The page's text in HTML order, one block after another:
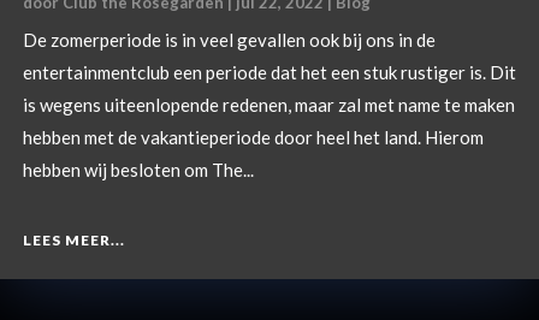
De zomerperiode is in veel gevallen ook bij ons in de
entertainmentclub een periode dat het een stuk rustiger is. Dit
is wegens uiteenlopende redenen, maar zal met name te maken
hebben met de vakantieperiode door heel het land. Hierom
hebben wij besloten om The...
LEES MEER...